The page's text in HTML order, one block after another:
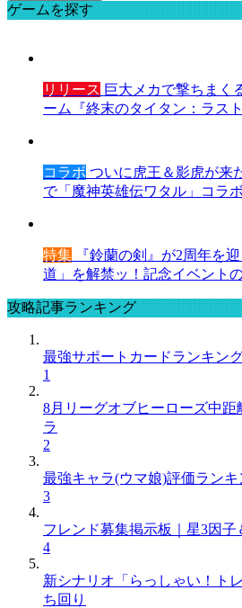
ゲームを探す
リリース 巨大メカで撃ちまく
ーム『終末のタイタン：ラス
コラボ ついに虎王＆影虎が来
で「魔神英雄伝ワタル」コラ
特集 『鈴蘭の剣』が2周年を
道」を解禁ッ！記念イベント
攻略記事ランキング
最強サポートカードランキン
1
8月リーグオブヒーローズ中
ラ
2
最強キャラ(ウマ娘)評価ランキ
3
フレンド募集掲示板｜星3因
4
新シナリオ「らっしゃい！ト
ち回り